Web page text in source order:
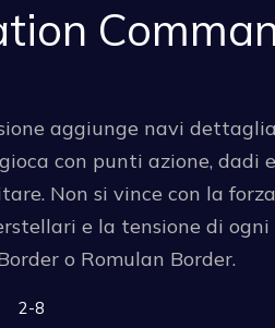
aggiunge navi
con punti azione,
Non si vince con la
e la tensione di
o Romulan Border.
2-8